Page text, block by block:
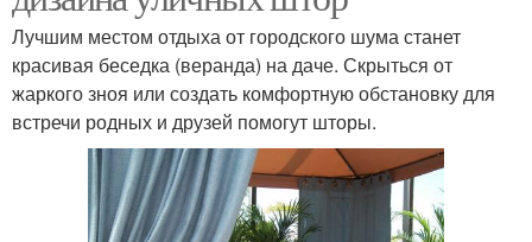
Лучшим местом отдыха от городского шума станет
красивая беседка (веранда) на даче. Скрыться от
жаркого зноя или создать комфортную обстановку для
встречи родных и друзей помогут шторы.